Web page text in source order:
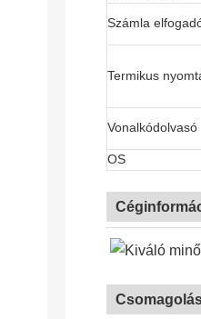
Számla
Termikus
Vonalkódolvasó
OS